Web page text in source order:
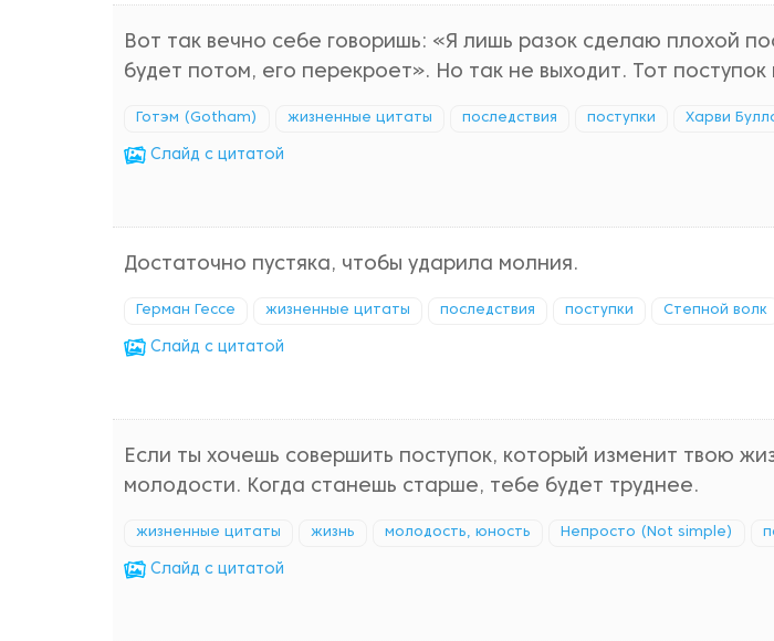
Вот так вечно себе говоришь: «Я лишь разок сделаю плохой
будет потом, его перекроет». Но так не выходит. Тот поступок
Готэм (Gotham) жизненные цитаты последствия поступки Харви
Cлайд с цитатой
Достаточно пустяка, чтобы ударила молния.
Герман Гессе жизненные цитаты последствия поступки Степной волк
Cлайд с цитатой
Если ты хочешь совершить поступок, который изменит твою
молодости. Когда станешь старше, тебе будет труднее.
жизненные цитаты жизнь молодость, юность Непросто (Not simple)
Cлайд с цитатой